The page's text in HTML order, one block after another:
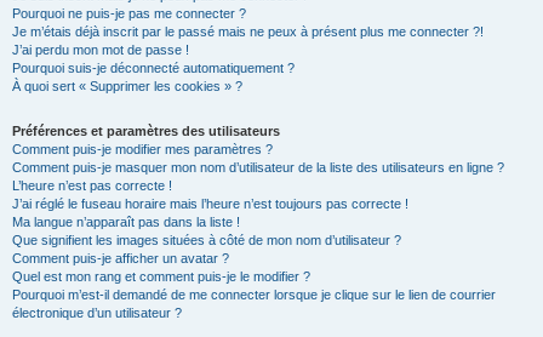
Pourquoi ne puis-je pas me connecter ?
Je m’étais déjà inscrit par le passé mais ne peux à présent plus me connecter ?!
J’ai perdu mon mot de passe !
Pourquoi suis-je déconnecté automatiquement ?
À quoi sert « Supprimer les cookies » ?
Préférences et paramètres des utilisateurs
Comment puis-je modifier mes paramètres ?
Comment puis-je masquer mon nom d’utilisateur de la liste des utilisateurs en ligne ?
L’heure n’est pas correcte !
J’ai réglé le fuseau horaire mais l’heure n’est toujours pas correcte !
Ma langue n’apparaît pas dans la liste !
Que signifient les images situées à côté de mon nom d’utilisateur ?
Comment puis-je afficher un avatar ?
Quel est mon rang et comment puis-je le modifier ?
Pourquoi m’est-il demandé de me connecter lorsque je clique sur le lien de courrier
électronique d’un utilisateur ?